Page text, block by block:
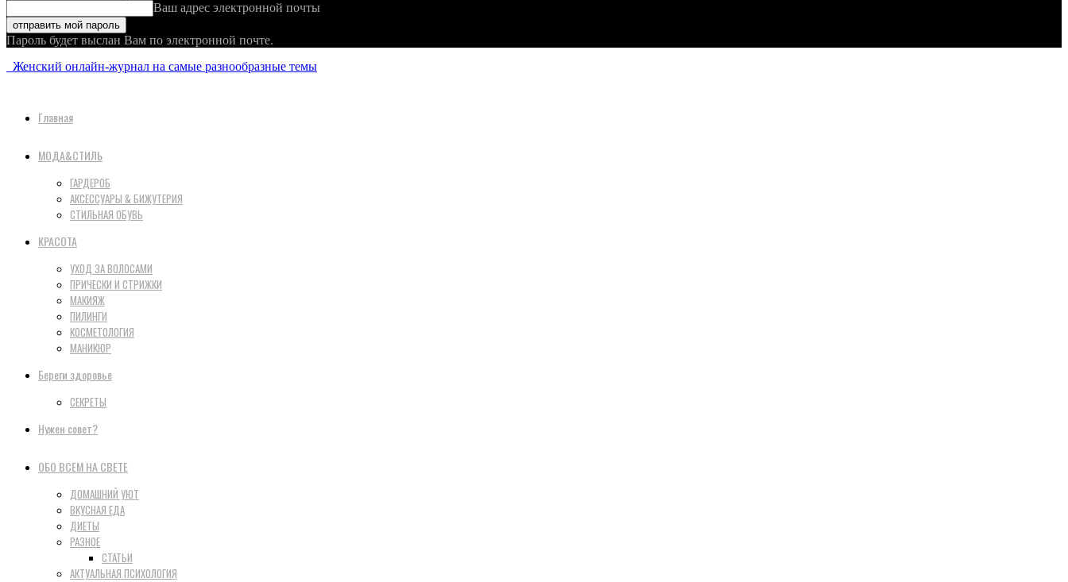
Ваш адрес электронной почты
Пароль будет выслан Вам по электронной почте.
Женский онлайн-журнал на самые разнообразные темы
Главная
МОДА&СТИЛЬ
ГАРДЕРОБ
АКСЕССУАРЫ & БИЖУТЕРИЯ
СТИЛЬНАЯ ОБУВЬ
КРАСОТА
УХОД ЗА ВОЛОСАМИ
ПРИЧЕСКИ И СТРИЖКИ
МАКИЯЖ
ПИЛИНГИ
КОСМЕТОЛОГИЯ
МАНИКЮР
Береги здоровье
СЕКРЕТЫ
Нужен совет?
ОБО ВСЕМ НА СВЕТЕ
ДОМАШНИЙ УЮТ
ВКУСНАЯ ЕДА
ДИЕТЫ
РАЗНОЕ
СТАТЬИ
АКТУАЛЬНАЯ ПСИХОЛОГИЯ